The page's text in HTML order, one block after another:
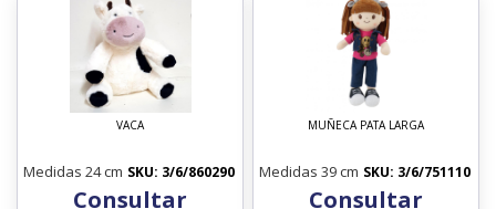
Recomendados
En Oferta
- JUGUETERIA
VACA
Medidas 24 cm SKU: 3/6/860290
Consultar
MUÑECA PATA LARGA
Medidas 39 cm SKU: 3/6/751110
Consultar
TARJETERIA Y BIROMES
TOP TOYS
ARMATRON
BLOCKY